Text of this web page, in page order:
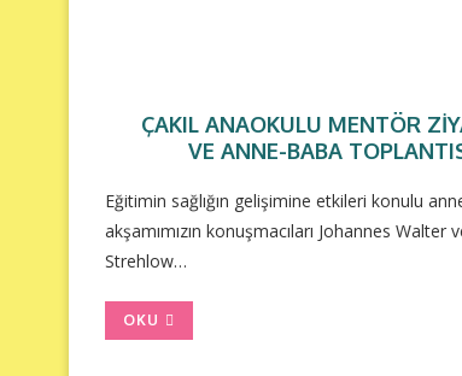
ÇAKIL ANAOKULU MENTÖR
VE ANNE-BABA
Eğitimin sağlığın gelişimine etkileri konulu
akşamımızın konuşmacıları Johannes Walter
Strehlow…
OKU